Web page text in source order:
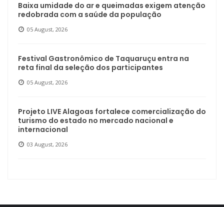
Baixa umidade do ar e queimadas exigem atenção
redobrada com a saúde da população
05 August, 2026
Festival Gastronômico de Taquaruçu entra na
reta final da seleção dos participantes
05 August, 2026
Projeto LIVE Alagoas fortalece comercialização do
turismo do estado no mercado nacional e
internacional
03 August, 2026